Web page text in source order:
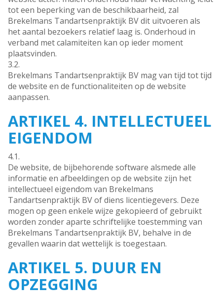
tot een beperking van de beschikbaarheid, zal
Brekelmans Tandartsenpraktijk BV dit uitvoeren als
het aantal bezoekers relatief laag is. Onderhoud in
verband met calamiteiten kan op ieder moment
plaatsvinden.
3.2.
Brekelmans Tandartsenpraktijk BV mag van tijd tot tijd
de website en de functionaliteiten op de website
aanpassen.
ARTIKEL 4. INTELLECTUEEL
EIGENDOM
4.1.
De website, de bijbehorende software alsmede alle
informatie en afbeeldingen op de website zijn het
intellectueel eigendom van Brekelmans
Tandartsenpraktijk BV of diens licentiegevers. Deze
mogen op geen enkele wijze gekopieerd of gebruikt
worden zonder aparte schriftelijke toestemming van
Brekelmans Tandartsenpraktijk BV, behalve in de
gevallen waarin dat wettelijk is toegestaan.
ARTIKEL 5. DUUR EN
OPZEGGING